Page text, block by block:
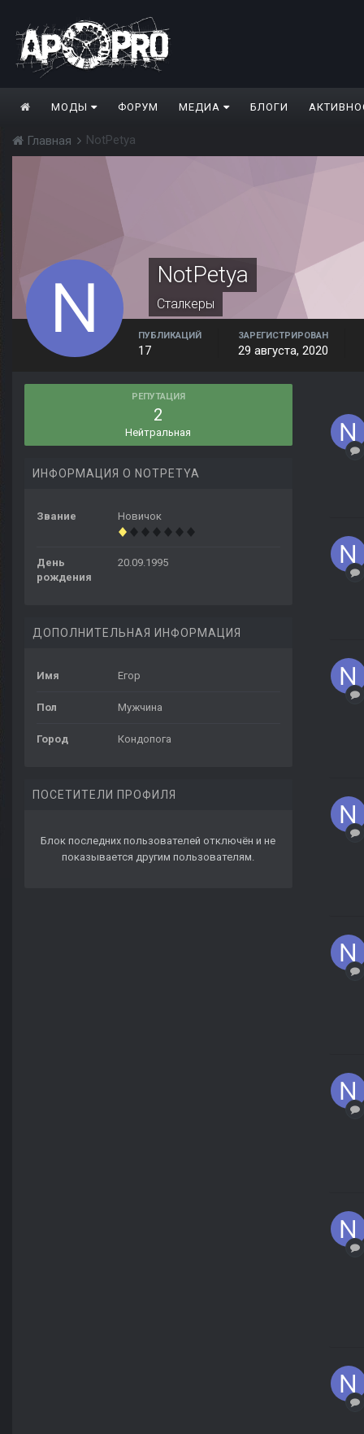
МОДЫ ФОРУМ МЕДИА БЛОГИ
Главная NotPetya
NotPetya
Сталкеры
ПУБЛИКАЦИЙ
17
ЗАРЕГИСТРИРОВАН
29 августа, 2020
РЕПУТАЦИЯ
2
Нейтральная
ИНФОРМАЦИЯ О NOTPETYA
Звание Новичок
День
рождения
20.09.1995
ДОПОЛНИТЕЛЬНАЯ ИНФОРМАЦИЯ
Имя Егор
Пол Мужчина
Город Кондопога
ПОСЕТИТЕЛИ ПРОФИЛЯ
Блок последних пользователей отключён и не
показывается другим пользователям.